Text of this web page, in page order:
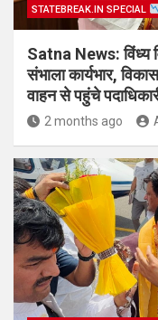
STATEBREAK.IN SPECIAL
Satna News: विंध्य
संभाला कार्यभार,
वाहन से पहुंचे
2 months ago